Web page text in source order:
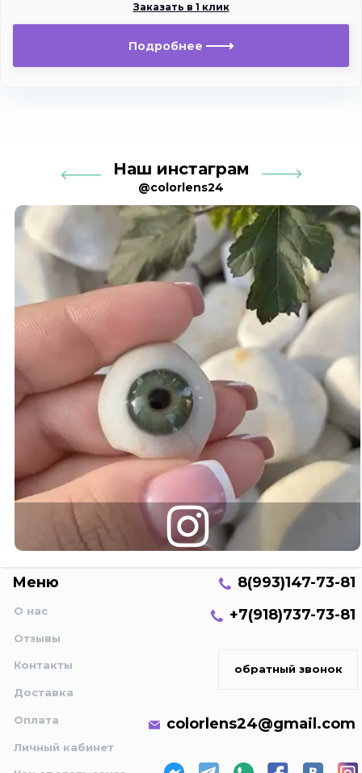
Заказать в 1 клик
Подробнее
Наш инстаграм
@colorlens24
Меню
О нас
Отзывы
Контакты
Доставка
Оплата
Личный кабинет
8(993)147-73-81
+7(918)737-73-81
обратный звонок
colorlens24@gmail.com